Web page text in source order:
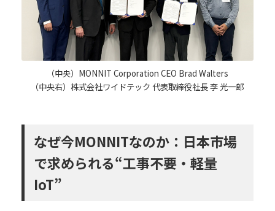
（中央）MONNIT Corporation CEO Brad Walters
（中央右）株式会社ワイドテック 代表取締役社長 李 光一郎
なぜ今MONNITなのか：日本市場
で求められる“工事不要・軽量
IoT”